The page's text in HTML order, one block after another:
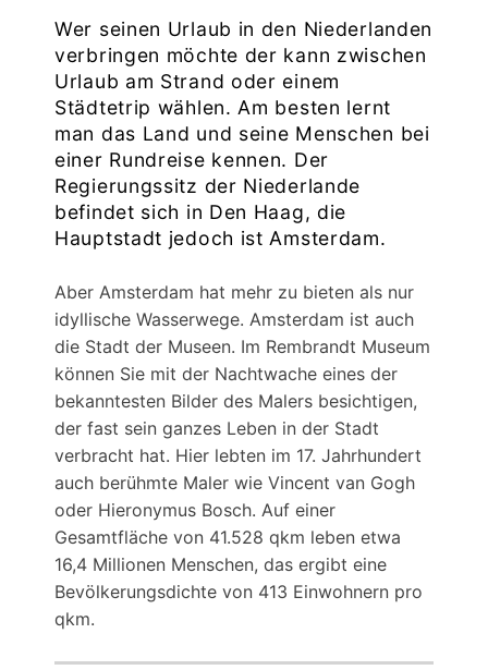
Wer seinen Urlaub in den Niederlanden
verbringen möchte der kann zwischen
Urlaub am Strand oder einem
Städtetrip wählen. Am besten lernt
man das Land und seine Menschen bei
einer Rundreise kennen. Der
Regierungssitz der Niederlande
befindet sich in Den Haag, die
Hauptstadt jedoch ist Amsterdam.
Aber Amsterdam hat mehr zu bieten als nur
idyllische Wasserwege. Amsterdam ist auch
die Stadt der Museen. Im Rembrandt Museum
können Sie mit der Nachtwache eines der
bekanntesten Bilder des Malers besichtigen,
der fast sein ganzes Leben in der Stadt
verbracht hat. Hier lebten im 17. Jahrhundert
auch berühmte Maler wie Vincent van Gogh
oder Hieronymus Bosch. Auf einer
Gesamtfläche von 41.528 qkm leben etwa
16,4 Millionen Menschen, das ergibt eine
Bevölkerungsdichte von 413 Einwohnern pro
qkm.